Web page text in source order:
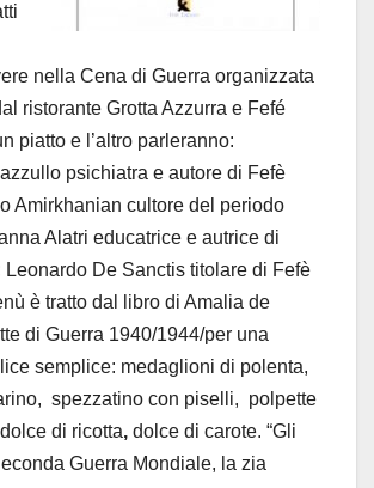
nella Cena di Guerra organizzata
ristorante Grotta Azzurra e Fefé
piatto e l’altro parleranno:
psichiatra e autore di Fefè
Amirkhanian cultore del periodo
Alatri educatrice e autrice di
Leonardo De Sanctis titolare di Fefè
è tratto dal libro di Amalia de
di Guerra 1940/1944/per una
semplice: medaglioni di polenta,
spezzatino con piselli, polpette
di ricotta, dolce di carote. “Gli
Guerra Mondiale, la zia